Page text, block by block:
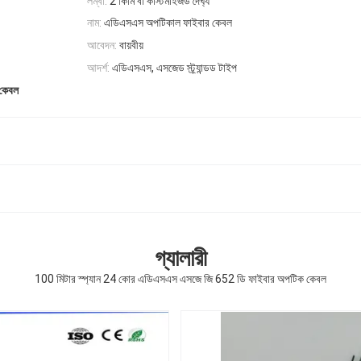
নাম: এডিএসএস অপটিকাল ফাইবার কেবল
আবেদন: বায়বীয়
আদর্শ: এডিএসএস, এসজেড স্ট্র্যান্ডড টাইপ
গ্যালারী
100 মিটার স্প্যান 24 কোর এডিএসএস এসজে জি 652 ডি ফাইবার অপটিক কেবল